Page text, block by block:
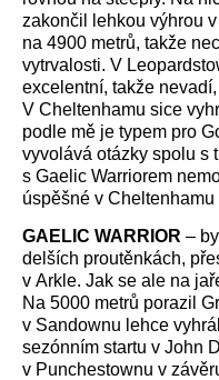
zakončil lehkou výhrou
na 4900 metrů, takže
vytrvalosti. V
excelentní, takže
V Cheltenhamu sice
podle mě je typem pro
vyvolává otázky spolu s
s Gaelic Warriorem
úspěšné v
GAELIC WARRIOR –
delších proutěnkách,
v Arkle. Jak se ale na
Na 5000 metrů porazil
v Sandownu lehce
sezónním startu v John
v Punchestownu v